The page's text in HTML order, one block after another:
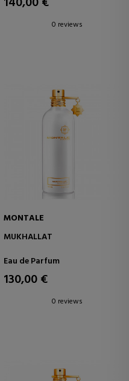
0 reviews
MONTALE
MUKHALLAT
Eau de Parfum
130,00 €
0 reviews